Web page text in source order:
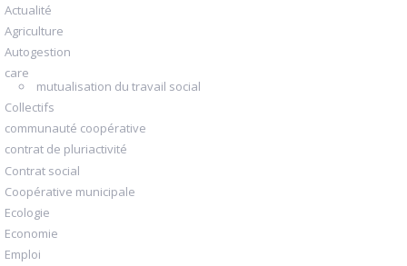
Actualité
Agriculture
Autogestion
care
mutualisation du travail social
Collectifs
communauté coopérative
contrat de pluriactivité
Contrat social
Coopérative municipale
Ecologie
Economie
Emploi